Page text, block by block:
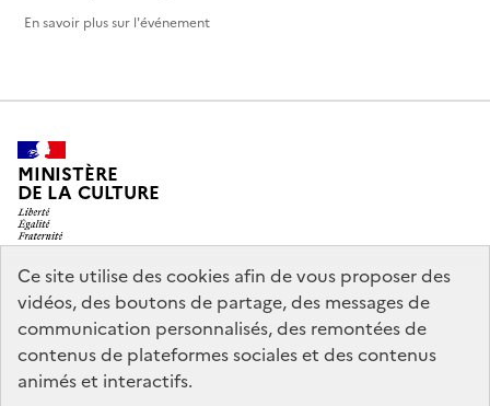
Ce site utilise des cookies afin de vous proposer des
vidéos, des boutons de partage, des messages de
communication personnalisés, des remontées de
contenus de plateformes sociales et des contenus
animés et interactifs.
En savoir plus sur l'événement
MINISTÈRE
DE LA CULTURE
legifrance.gouv.fr
info.gouv.fr
service-public.gouv.fr
data.gouv.fr